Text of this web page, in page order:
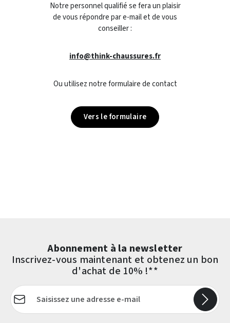
Notre personnel qualifié se fera un plaisir
de vous répondre par e-mail et de vous
conseiller :
info@think-chaussures.fr
Ou utilisez notre formulaire de contact
Vers le formulaire
Abonnement à la newsletter
Inscrivez-vous maintenant et obtenez un bon
d'achat de 10% !**
Adresse e-mail*